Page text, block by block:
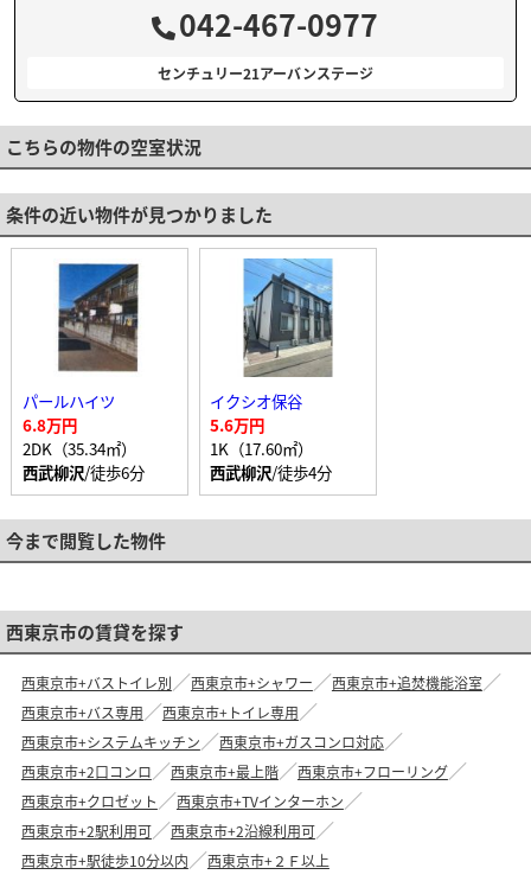
042-467-0977
センチュリー21アーバンステージ
こちらの物件の空室状況
条件の近い物件が見つかりました
パールハイツ
6.8万円
2DK（35.34㎡）
西武柳沢/徒歩6分
イクシオ保谷
5.6万円
1K（17.60㎡）
西武柳沢/徒歩4分
今まで閲覧した物件
西東京市の賃貸を探す
西東京市+バストイレ別 西東京市+シャワー
西東京市+追焚機能浴室
西東京市+バス専用
西東京市+トイレ専用
西東京市+システムキッチン
西東京市+ガスコンロ対応
西東京市+2口コンロ
西東京市+最上階
西東京市+フローリング
西東京市+クロゼット
西東京市+TVインターホン
西東京市+2駅利用可
西東京市+2沿線利用可
西東京市+駅徒歩10分以内
西東京市+２Ｆ以上